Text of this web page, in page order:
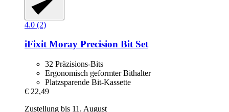
4.0 (2)
iFixitMoray Precision Bit Set
32 Präzisions-Bits
Ergonomisch geformter Bithalter
Platzsparende Bit-Kassette
€ 22,49
Zustellung bis 11. August